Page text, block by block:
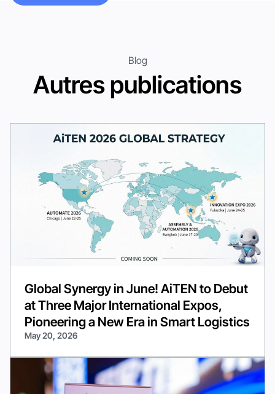
Blog
Autres publications
Global Synergy in June! AiTEN to Debut
at Three Major International Expos,
Pioneering a New Era in Smart Logistics
May 20, 2026